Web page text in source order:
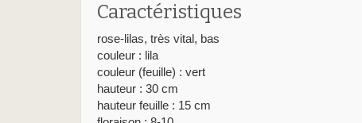
Caractéristiques
rose-lilas, très vital, bas
couleur : lila
couleur (feuille) : vert
hauteur : 30 cm
hauteur feuille : 15 cm